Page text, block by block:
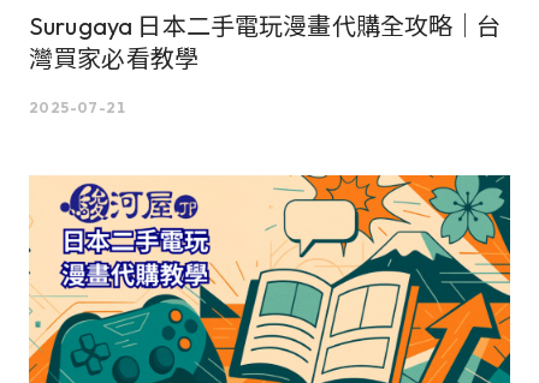
Surugaya 日本二手電玩漫畫代購全攻略｜台
灣買家必看教學
2025-07-21